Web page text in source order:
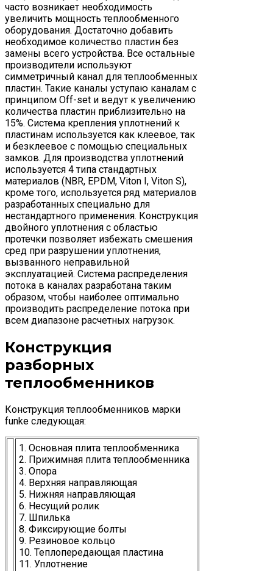
часто возникает необходимость
увеличить мощность теплообменного
оборудования. Достаточно добавить
необходимое количество пластин без
замены всего устройства. Все остальные
производители используют
симметричный канал для теплообменных
пластин. Такие каналы уступаю каналам с
принципом Off-set и ведут к увеличению
количества пластин приблизительно на
15%. Система крепления уплотнений к
пластинам используется как клеевое, так
и безклеевое с помощью специальных
замков. Для производства уплотнений
используется 4 типа стандартных
материалов (NBR, EPDM, Viton I, Viton S),
кроме того, используется ряд материалов
разработанных специально для
нестандартного применения. Конструкция
двойного уплотнения с областью
протечки позволяет избежать смешения
сред при разрушении уплотнения,
вызванного неправильной
эксплуатацией. Система распределения
потока в каналах разработана таким
образом, чтобы наиболее оптимально
производить распределение потока при
всем диапазоне расчетных нагрузок.
Конструкция
разборных
теплообменников
Конструкция теплообменников марки
funke следующая:
1. Основная плита теплообменника
2. Прижимная плита теплообменника
3. Опора
4. Верхняя направляющая
5. Нижняя направляющая
6. Несущий ролик
7. Шпилька
8. Фиксирующие болты
9. Резиновое кольцо
10. Теплопередающая пластина
11. Уплотнение